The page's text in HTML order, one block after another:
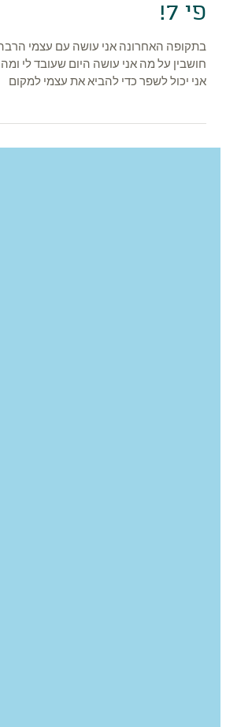
הפרודוקטיביות
פי 7!
בתקופה האחרונה אני עושה עם עצמי
אני יכול לשפר כדי להביא את עצמי למקום